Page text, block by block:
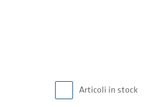
Articoli in stock